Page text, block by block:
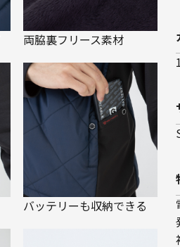
両脇裏フリース素材
バッテリーも収納できる